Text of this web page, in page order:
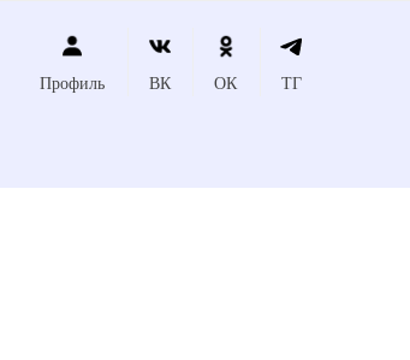
Профиль ВК ОК ТГ